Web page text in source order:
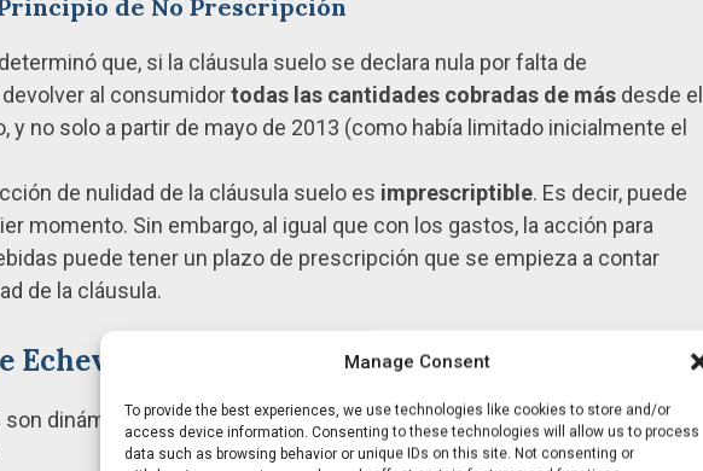
Manage Consent
To provide the best experiences, we use technologies like cookies to store and/or
access device information. Consenting to these technologies will allow us to process
data such as browsing behavior or unique IDs on this site. Not consenting or
de No Prescripción
determinó que, si la cláusula suelo se declara nula por falta de
al consumidortodas las cantidades cobradas de más desde el
y no solo a partir de mayo de 2013 (como había limitado inicialmente el
de nulidad de la cláusula suelo es imprescriptible. Es decir, puede
momento. Sin embargo, al igual que con los gastos, la acción para
puede tener un plazo de prescripción que se empieza a contar
de la cláusula.
Echevarría Abogados?
son dinámicas y requieren un análisis constante. Si usted tiene un